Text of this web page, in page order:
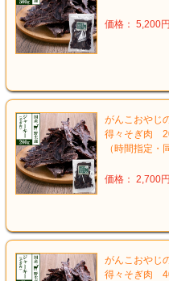
価格： 5,200
がんこおやじ
得々そぎ肉
（時間指定・
価格： 2,700
がんこおやじ
得々そぎ肉